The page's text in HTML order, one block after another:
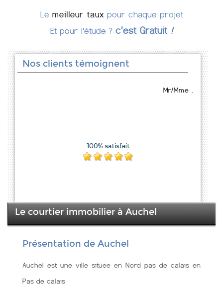
Le meilleur taux pour chaque projet
Et pour l'étude ? c'est Gratuit !
Nos clients témoignent
Mr/Mme .
Le courtier immobilier à Auchel
Présentation de Auchel
Auchel est une ville située en Nord pas de calais en
Pas de calais